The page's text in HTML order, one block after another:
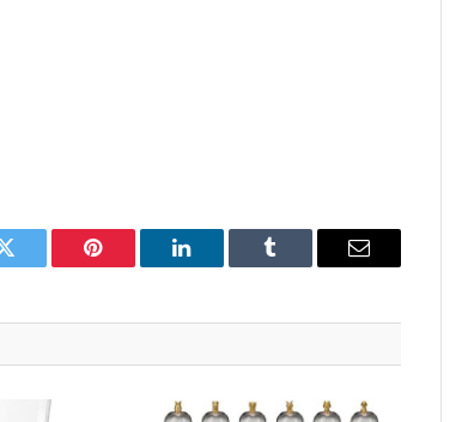
Twitter Pinterest LinkedIn Tumblr Email